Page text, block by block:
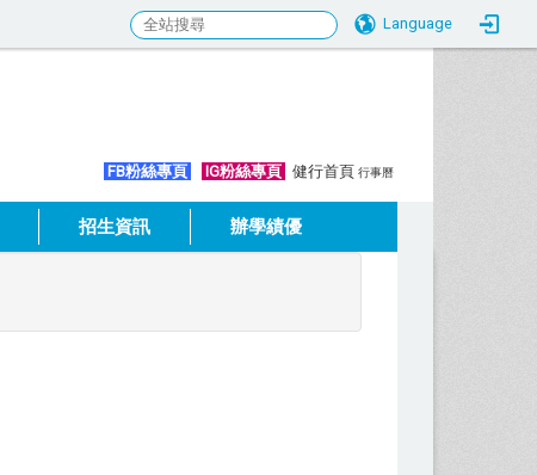
Language
FB粉絲專頁 IG粉絲專頁 健行首頁 行事曆
招生資訊 辦學績優